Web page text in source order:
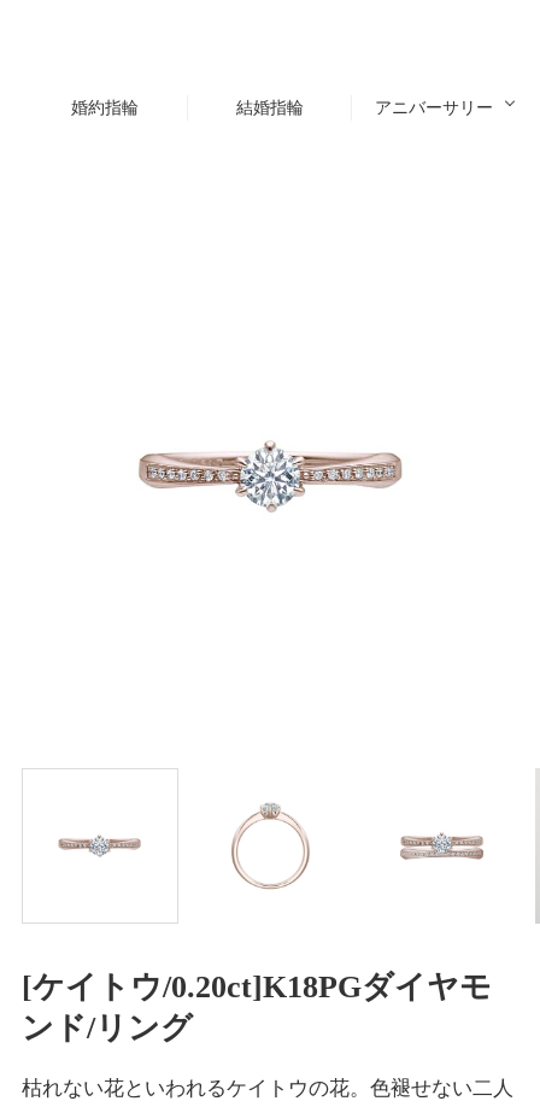
婚約指輪 結婚指輪 アニバーサリー
[ケイトウ/0.20ct]K18PGダイヤモ
ンド/リング
枯れない花といわれるケイトウの花。色褪せない二人